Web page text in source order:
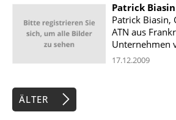
Patrick
Patrick Biasin,
ATN aus
Unternehmen
17.12.2009
ÄLTER